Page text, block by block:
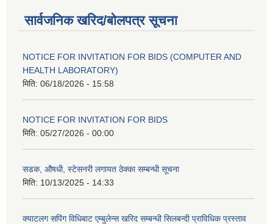
सार्वजनिक खरिद/बोलपत्र सूचना
NOTICE FOR INVITATION FOR BIDS (COMPUTER AND
HEALTH LABORATORY)
मिति: 06/18/2026 - 15:58
NOTICE FOR INVITATION FOR BIDS
मिति: 05/27/2026 - 00:00
सडक, औषधी, स्टेसनरी लगायत ठेक्का सम्बन्धी सूचना
मिति: 10/13/2025 - 14:33
क्याटलग सपिंग विधिबाट एम्बुलेन्स खरिद सम्बन्धी सिलबन्दी प्राविधिक प्रस्ताव